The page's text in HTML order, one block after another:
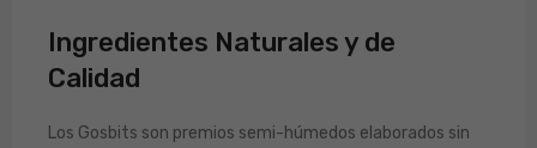
Ingredientes Naturales y de
Calidad
Los Gosbits son premios semi-húmedos elaborados sin